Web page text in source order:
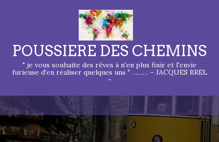
POUSSIERE DES CHEMINS
" je vous souhaite des rêves à n'en plus finir et l'envie
furieuse d'en réaliser quelques uns " ……… – JACQUES BREL
–